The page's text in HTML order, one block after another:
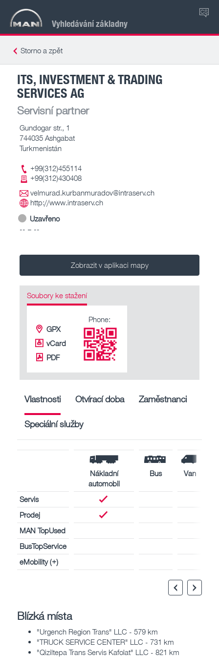
Vyhledávání základny
CS
Storno a zpět
ITS, INVESTMENT & TRADING
SERVICES AG
Servisní partner
Gundogar str., 1
744035 Ashgabat
Turkmenistán
+99(312)455114
+99(312)430408
velmurad.kurbanmuradov@intraserv.ch
http://www.intraserv.ch
Uzavřeno
-- – --
Zobrazit v aplikaci mapy
Soubory ke stažení
GPX
vCard
PDF
Phone:
Vlastnosti Otvírací doba Zaměstnanci
Speciální služby
Nákladní
automobil
Bus Van
Servis
Prodej
MAN TopUsed
BusTopService
eMobility (+)
Blízká místa
"Urgench Region Trans" LLC - 579 km
"TRUCK SERVICE CENTER" LLC - 731 km
"Qiziltepa Trans Servis Kafolat" LLC - 821 km